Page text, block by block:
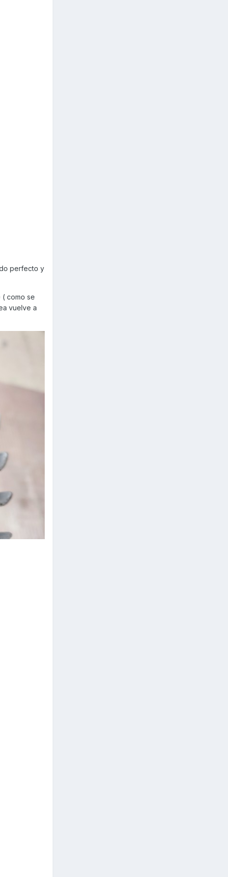
perfecto y
como se
vuelve a